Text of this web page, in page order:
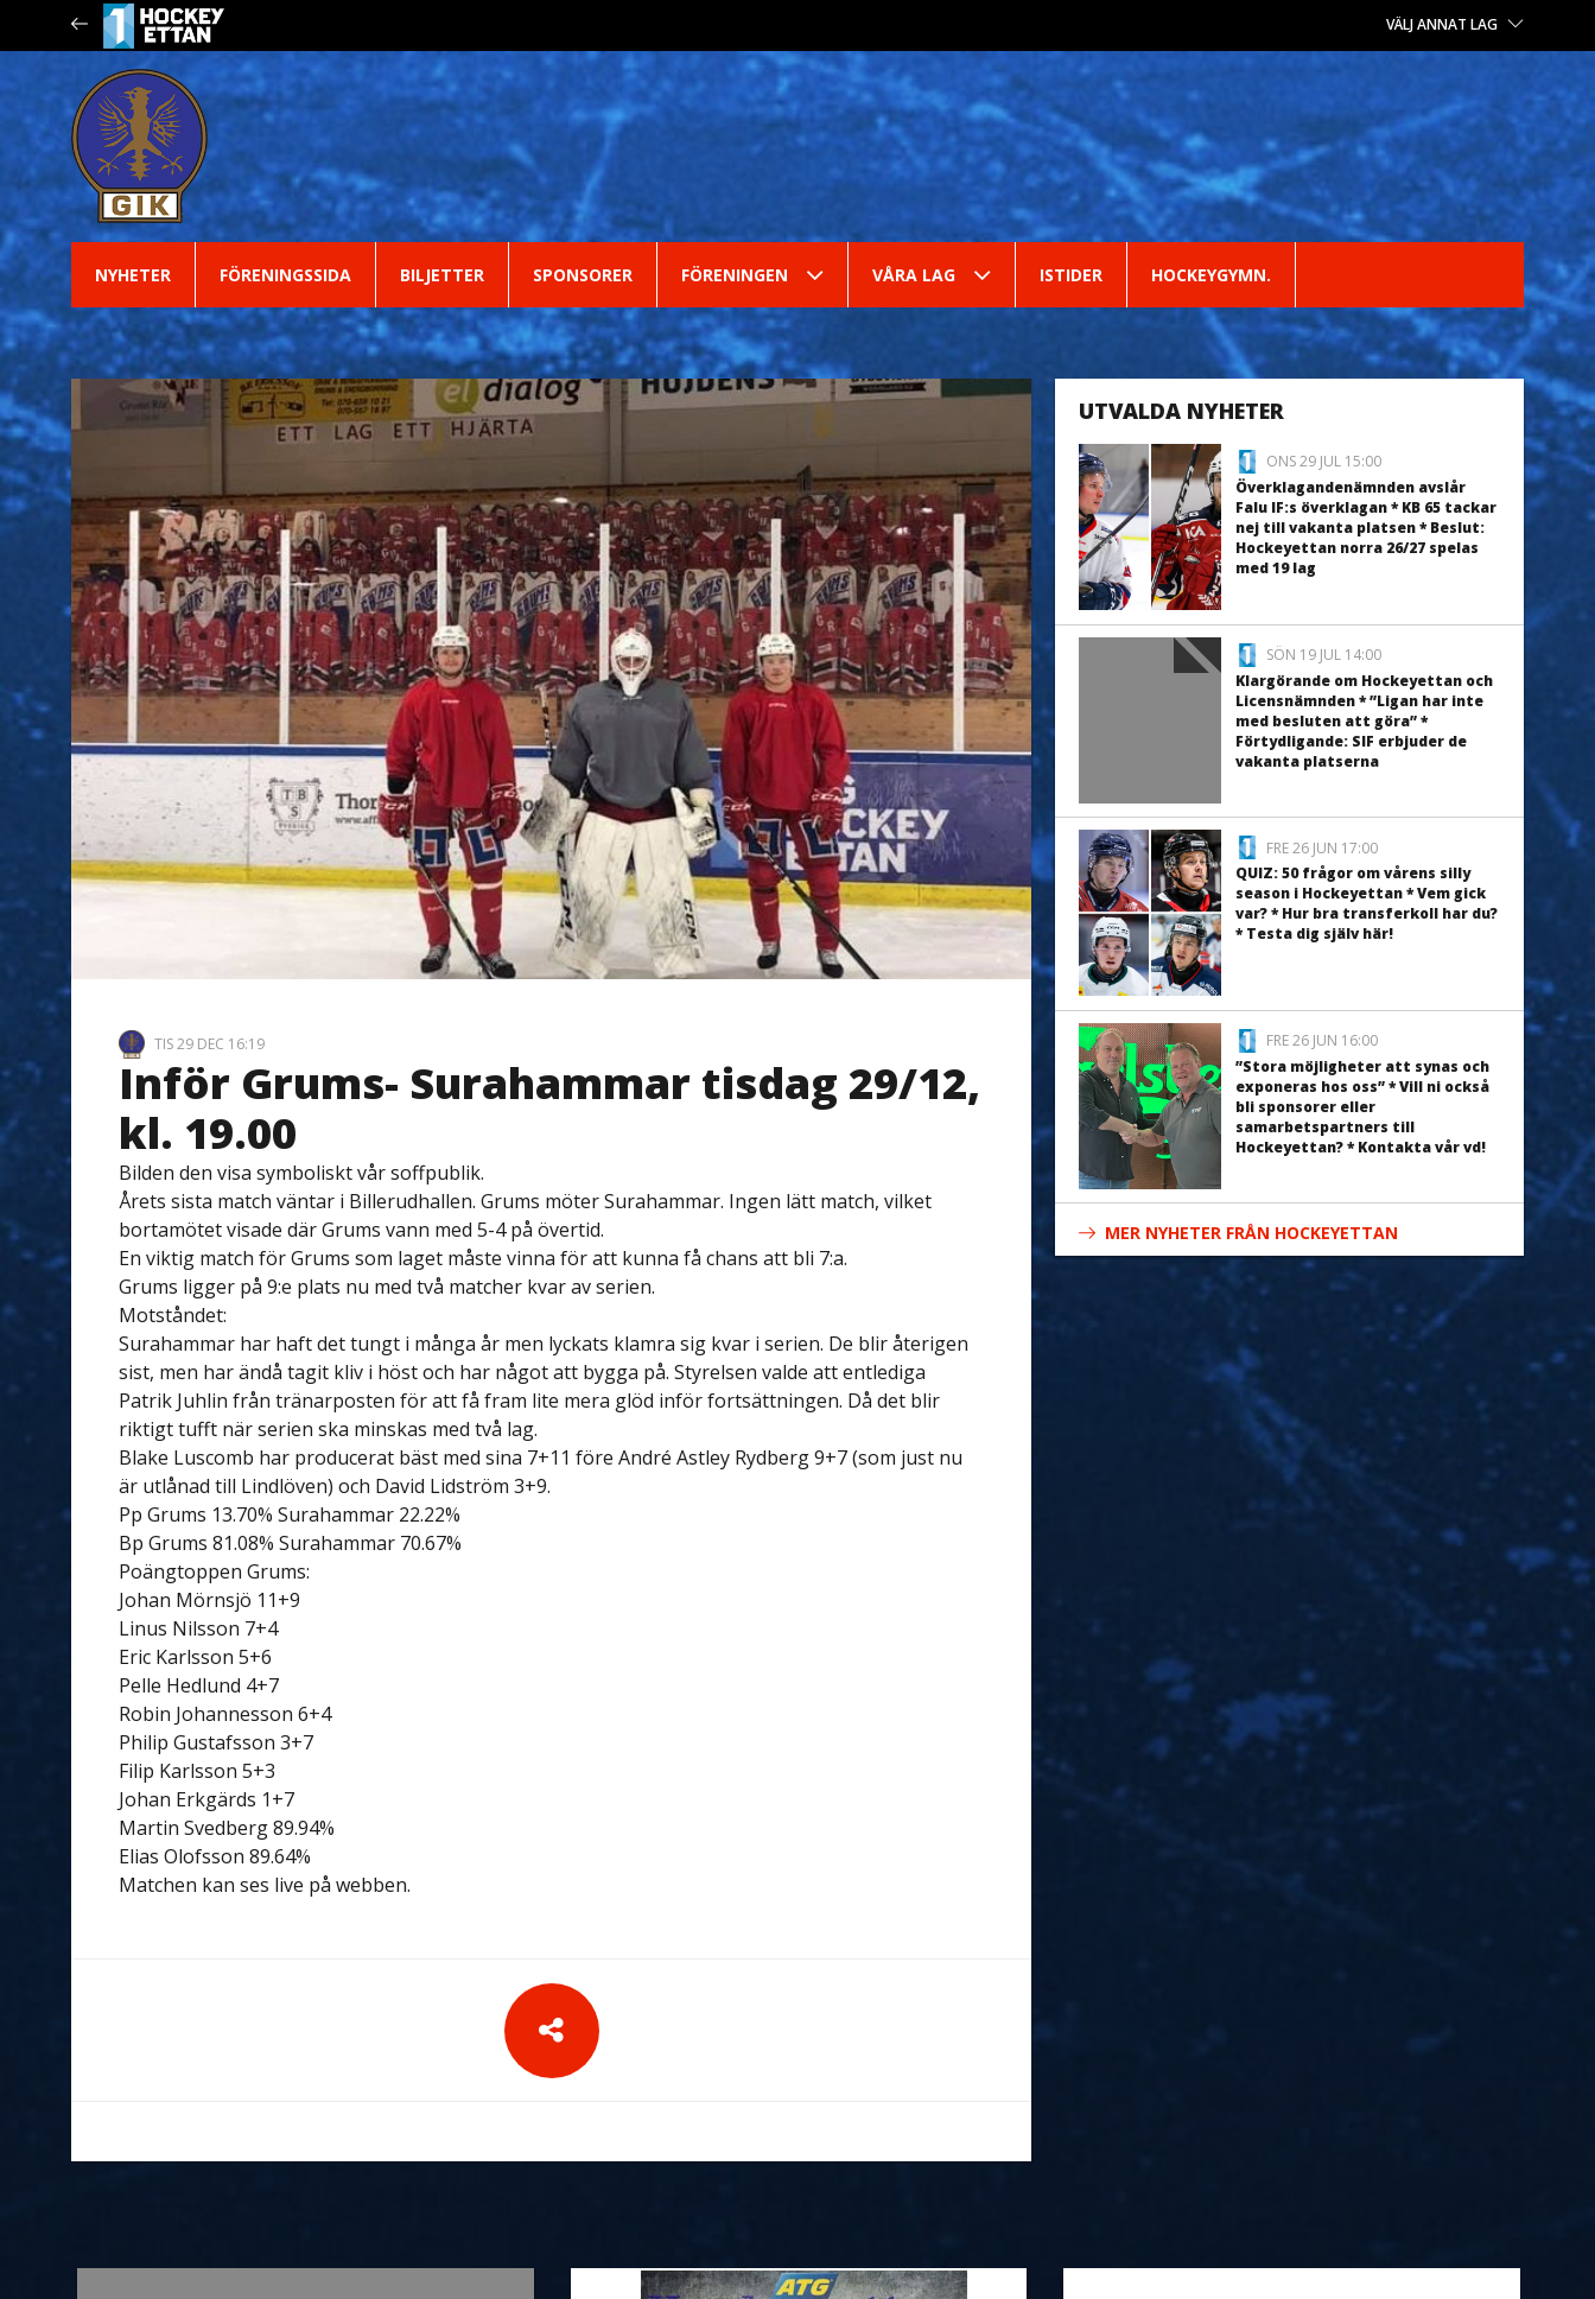
VÄLJ ANNAT LAG
NYHETER FÖRENINGSSIDA BILJETTER SPONSORER FÖRENINGEN VÅRA LAG ISTIDER HOCKEYGYMN.
TIS 29 DEC 16:19
Inför Grums- Surahammar tisdag 29/12,
kl. 19.00
Bilden den visa symboliskt vår soffpublik.
Årets sista match väntar i Billerudhallen. Grums möter Surahammar. Ingen lätt match, vilket
bortamötet visade där Grums vann med 5-4 på övertid.
En viktig match för Grums som laget måste vinna för att kunna få chans att bli 7:a.
Grums ligger på 9:e plats nu med två matcher kvar av serien.
Motståndet:
Surahammar har haft det tungt i många år men lyckats klamra sig kvar i serien. De blir återigen
sist, men har ändå tagit kliv i höst och har något att bygga på. Styrelsen valde att entlediga
Patrik Juhlin från tränarposten för att få fram lite mera glöd inför fortsättningen. Då det blir
riktigt tufft när serien ska minskas med två lag.
Blake Luscomb har producerat bäst med sina 7+11 före André Astley Rydberg 9+7 (som just nu
är utlånad till Lindlöven) och David Lidström 3+9.
Pp Grums 13.70% Surahammar 22.22%
Bp Grums 81.08% Surahammar 70.67%
Poängtoppen Grums:
Johan Mörnsjö 11+9
Linus Nilsson 7+4
Eric Karlsson 5+6
Pelle Hedlund 4+7
Robin Johannesson 6+4
Philip Gustafsson 3+7
Filip Karlsson 5+3
Johan Erkgärds 1+7
Martin Svedberg 89.94%
Elias Olofsson 89.64%
Matchen kan ses live på webben.
UTVALDA NYHETER
ONS 29 JUL 15:00
Överklagandenämnden avslår
Falu IF:s överklagan * KB 65 tackar
nej till vakanta platsen * Beslut:
Hockeyettan norra 26/27 spelas
med 19 lag
SÖN 19 JUL 14:00
Klargörande om Hockeyettan och
Licensnämnden * ”Ligan har inte
med besluten att göra” *
Förtydligande: SIF erbjuder de
vakanta platserna
FRE 26 JUN 17:00
QUIZ: 50 frågor om vårens silly
season i Hockeyettan * Vem gick
var? * Hur bra transferkoll har du?
* Testa dig själv här!
FRE 26 JUN 16:00
”Stora möjligheter att synas och
exponeras hos oss” * Vill ni också
bli sponsorer eller
samarbetspartners till
Hockeyettan? * Kontakta vår vd!
MER NYHETER FRÅN HOCKEYETTAN